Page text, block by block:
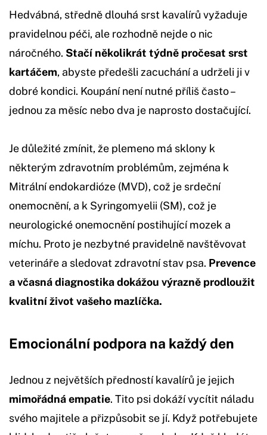
Hedvábná, středně dlouhá srst kavalírů vyžaduje
pravidelnou péči, ale rozhodně nejde o nic
náročného. Stačí několikrát týdně pročesat srst
kartáčem, abyste předešli zacuchání a udrželi ji v
dobré kondici. Koupání není nutné příliš často –
jednou za měsíc nebo dva je naprosto dostačující.
Je důležité zmínit, že plemeno má sklony k
některým zdravotním problémům, zejména k
Mitrální endokardióze (MVD), což je srdeční
onemocnění, a k Syringomyelii (SM), což je
neurologické onemocnění postihující mozek a
míchu. Proto je nezbytné pravidelně navštěvovat
veterináře a sledovat zdravotní stav psa. Prevence
a včasná diagnostika dokážou výrazně prodloužit
kvalitní život vašeho mazlíčka.
Emocionální podpora na každý den
Jednou z největších předností kavalírů je jejich
mimořádná empatie. Tito psi dokáží vycítit náladu
svého majitele a přizpůsobit se jí. Když potřebujete